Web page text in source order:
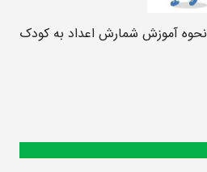
نحوه آموزش شمارش اعداد به کودک